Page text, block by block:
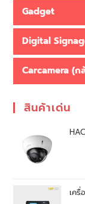
Gadget
Digital
Carcamera (
สินค้าเด่น
เครื่